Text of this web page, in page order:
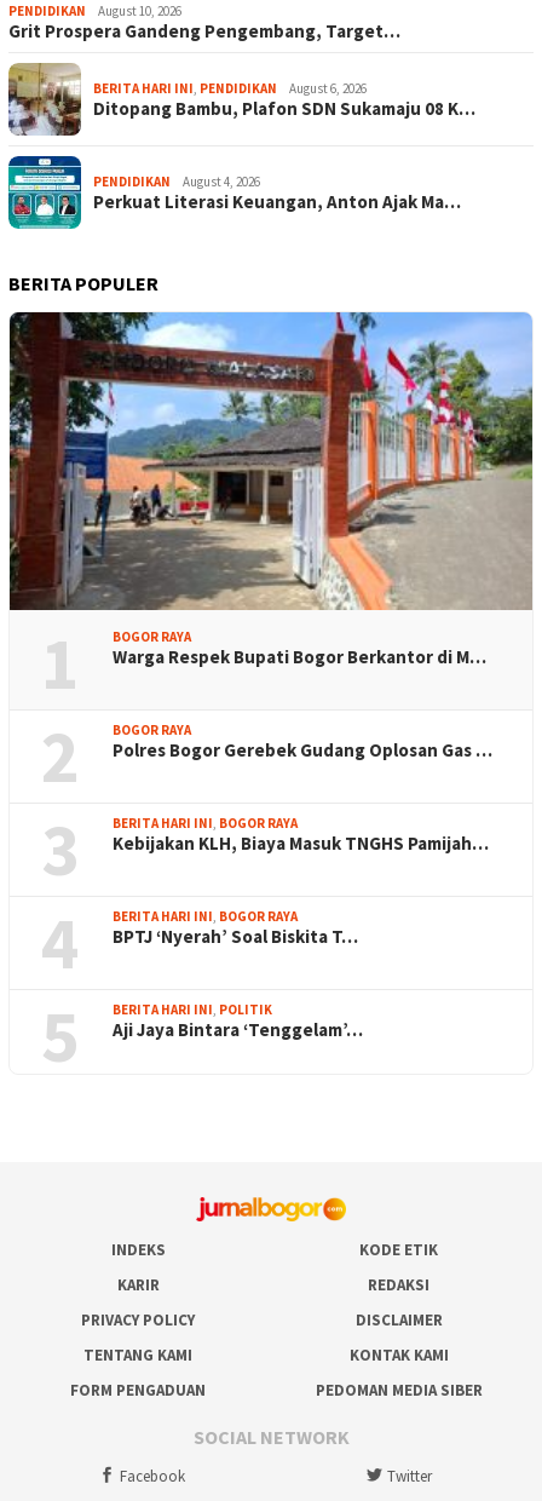
PENDIDIKAN August 10, 2026
Grit Prospera Gandeng Pengembang, Target…
BERITA HARI INI, PENDIDIKAN August 6, 2026
Ditopang Bambu, Plafon SDN Sukamaju 08 K…
PENDIDIKAN August 4, 2026
Perkuat Literasi Keuangan, Anton Ajak Ma…
BERITA POPULER
1 BOGOR RAYA
Warga Respek Bupati Bogor Berkantor di M…
2 BOGOR RAYA
Polres Bogor Gerebek Gudang Oplosan Gas …
3 BERITA HARI INI BOGOR RAYA
Kebijakan KLH, Biaya Masuk TNGHS Pamijah…
4 BERITA HARI INI BOGOR RAYA
BPTJ ‘Nyerah’ Soal Biskita T…
5 BERITA HARI INI POLITIK
Aji Jaya Bintara ‘Tenggelam’…
INDEKS
KODE ETIK
KARIR
REDAKSI
PRIVACY POLICY
DISCLAIMER
TENTANG KAMI
KONTAK KAMI
FORM PENGADUAN
PEDOMAN MEDIA SIBER
SOCIAL NETWORK
Facebook Twitter